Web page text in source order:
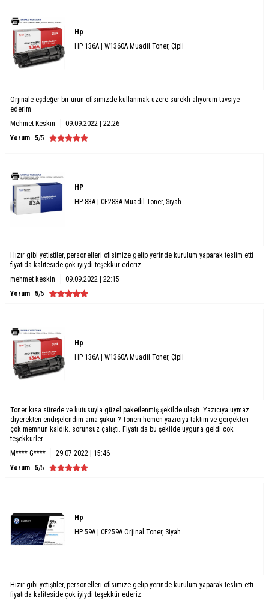
Hp
HP 136A | W1360A Muadil Toner, Çipli
Orjinale eşdeğer bir ürün ofisimizde kullanmak üzere sürekli alıyorum tavsiye
ederim
Mehmet Keskin
09.09.2022 | 22:26
Yorum 5/5
HP
HP 83A | CF283A Muadil Toner, Siyah
Hızır gibi yetiştiler, personelleri ofisimize gelip yerinde kurulum yaparak teslim etti
fiyatıda kaliteside çok iyiydi teşekkür ederiz.
mehmet keskin
09.09.2022 | 22:15
Yorum 5/5
Hp
HP 136A | W1360A Muadil Toner, Çipli
Toner kısa sürede ve kutusuyla güzel paketlenmiş şekilde ulaştı. Yazıcıya uymaz
diyerekten endişelendim ama şükür ? Toneri hemen yazıcıya taktım ve gerçekten
çok memnun kaldık. sorunsuz çalıştı. Fiyatı da bu şekilde uyguna geldi çok
teşekkürler
M**** G****
29.07.2022 | 15:46
Yorum 5/5
Hp
HP 59A | CF259A Orjinal Toner, Siyah
Hızır gibi yetiştiler, personelleri ofisimize gelip yerinde kurulum yaparak teslim etti
fiyatıda kaliteside çok iyiydi teşekkür ederiz.